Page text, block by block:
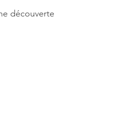
découverte